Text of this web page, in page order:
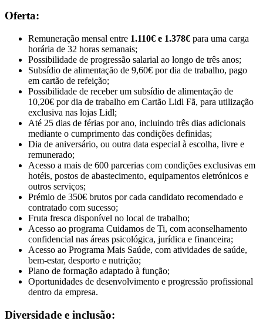
Oferta:
Remuneração mensal entre 1.110€ e 1.378€ para uma carga
horária de 32 horas semanais;
Possibilidade de progressão salarial ao longo de três anos;
Subsídio de alimentação de 9,60€ por dia de trabalho, pago
em cartão de refeição;
Possibilidade de receber um subsídio de alimentação de
10,20€ por dia de trabalho em Cartão Lidl Fã, para utilização
exclusiva nas lojas Lidl;
Até 25 dias de férias por ano, incluindo três dias adicionais
mediante o cumprimento das condições definidas;
Dia de aniversário, ou outra data especial à escolha, livre e
remunerado;
Acesso a mais de 600 parcerias com condições exclusivas em
hotéis, postos de abastecimento, equipamentos eletrónicos e
outros serviços;
Prémio de 350€ brutos por cada candidato recomendado e
contratado com sucesso;
Fruta fresca disponível no local de trabalho;
Acesso ao programa Cuidamos de Ti, com aconselhamento
confidencial nas áreas psicológica, jurídica e financeira;
Acesso ao Programa Mais Saúde, com atividades de saúde,
bem-estar, desporto e nutrição;
Plano de formação adaptado à função;
Oportunidades de desenvolvimento e progressão profissional
dentro da empresa.
Diversidade e inclusão: